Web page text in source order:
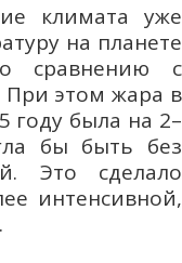
климата уже
на планете
сравнению с
При этом жара в
году была на 2–
бы быть без
Это сделало
интенсивной,